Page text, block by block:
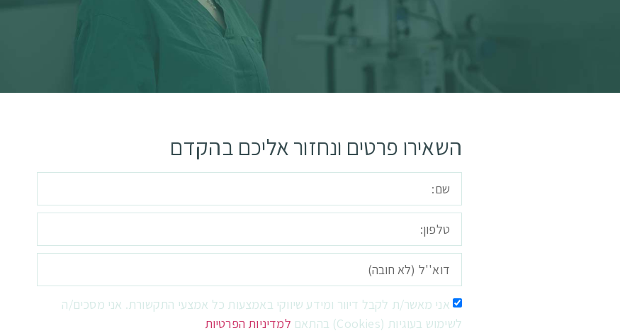
השאירו פרטים ונחזור אליכם בהקדם​
אני מאשר/ת לקבל דיוור ומידע שיווקי באמצעות כל אמצעי התקשורת. אני מסכים/ה
לשימוש בעוגיות (Cookies) בהתאם
למדיניות הפרטיות